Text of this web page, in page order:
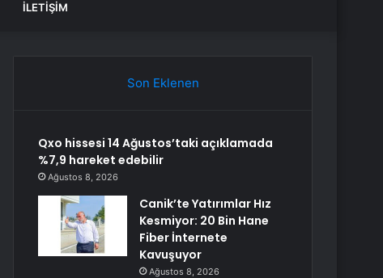
İLETIŞIM
Son Eklenen
Qxo hissesi 14 Ağustos’taki açıklamada
%7,9 hareket edebilir
Ağustos 8, 2026
Canik’te Yatırımlar Hız
Kesmiyor: 20 Bin Hane
Fiber İnternete
Kavuşuyor
Ağustos 8, 2026